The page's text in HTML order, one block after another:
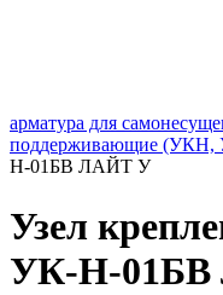
арматура для
поддерживающие
Н-01БВ ЛАЙТ У
Узел
УК-Н-